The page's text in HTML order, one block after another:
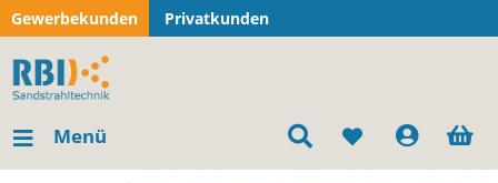
Gewerbekunden Privatkunden
Menü